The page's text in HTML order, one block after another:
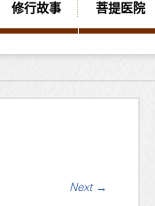
修行故事 菩提医院
Next →